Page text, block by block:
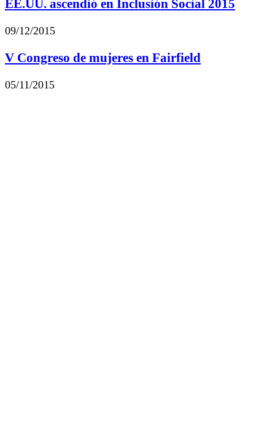
EE.UU. ascendió en Inclusión Social 2015
09/12/2015
V Congreso de mujeres en Fairfield
05/11/2015